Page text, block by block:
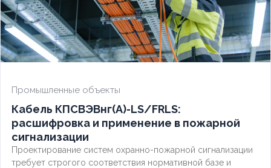
Промышленные объекты
Кабель КПСВЭВнг(А)-LS/FRLS:
расшифровка и применение в пожарной
сигнализации
Проектирование систем охранно-пожарной сигнализации
требует строгого соответствия нормативной базе и